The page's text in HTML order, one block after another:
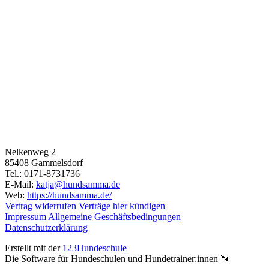
Nelkenweg 2
85408 Gammelsdorf
Tel.: 0171-8731736
E-Mail: katja@hundsamma.de
Web: https://hundsamma.de/
Vertrag widerrufen Verträge hier kündigen
Impressum Allgemeine Geschäftsbedingungen
Datenschutzerklärung
Erstellt mit der 123Hundeschule
Die Software für Hundeschulen und Hundetrainer:innen 🐾